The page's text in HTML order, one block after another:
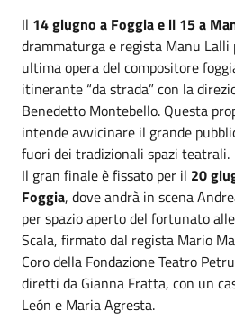
Il 14 giugno a Foggia e il 15 a
drammaturga e regista Manu Lalli
ultima opera del compositore
itinerante “da strada” con la
Benedetto Montebello. Questa
intende avvicinare il grande
fuori dei tradizionali spazi teatrali.
Il gran finale è fissato per il 20
Foggia, dove andrà in scena
per spazio aperto del fortunato
Scala, firmato dal regista Mario
Coro della Fondazione Teatro
diretti da Gianna Fratta, con un
León e Maria Agresta.